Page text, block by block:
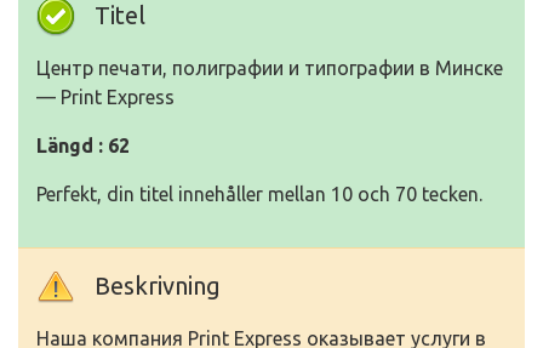
Titel
Центр печати, полиграфии и типографии в Минске
— Print Express
Längd : 62
Perfekt, din titel innehåller mellan 10 och 70 tecken.
Beskrivning
Наша компания Print Express оказывает услуги в